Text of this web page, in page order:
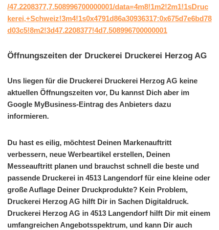
/47.2208377,7.508996700000001/data=4m8!1m2!2m1!1sDruc
kerei,+Schweiz!3m4!1s0x4791d86a30936317:0x675d7e6bd78
d03c5!8m2!3d47.2208377!4d7.508996700000001
Öffnungszeiten der Druckerei Druckerei Herzog AG
Uns liegen für die Druckerei Druckerei Herzog AG keine
aktuellen Öffnungszeiten vor, Du kannst Dich aber im
Google MyBusiness-Eintrag des Anbieters dazu
informieren.
Du hast es eilig, möchtest Deinen Markenauftritt
verbessern, neue Werbeartikel erstellen, Deinen
Messeauftritt planen und brauchst schnell die beste und
passende Druckerei in 4513 Langendorf für eine kleine oder
große Auflage Deiner Druckprodukte? Kein Problem,
Druckerei Herzog AG hilft Dir in Sachen Digitaldruck.
Druckerei Herzog AG in 4513 Langendorf hilft Dir mit einem
umfangreichen Angebotsspektrum, und kann Dir auch